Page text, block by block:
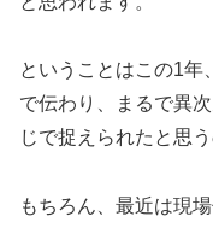
ということはこの1年
で伝わり、まるで異
じで捉えられたと思う
もちろん、最近は現